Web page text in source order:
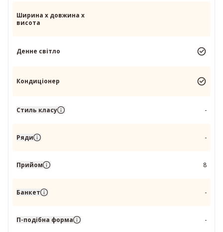
Ширина x довжина x
висота
Денне світло
Кондиціонер
Стиль класу -
Ряди -
Прийом 8
Банкет -
П-подібна форма -